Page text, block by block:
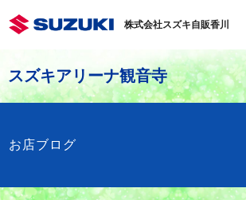
株式会社スズキ自販香川
スズキアリーナ観音寺
お店ブログ